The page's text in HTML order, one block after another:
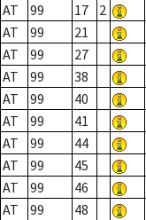
AT
99 17 2
AT
99 21
AT
99 27
AT
99 38
AT
99 40
AT
99 41
AT
99 44
AT
99 45
AT
99 46
AT
99 48